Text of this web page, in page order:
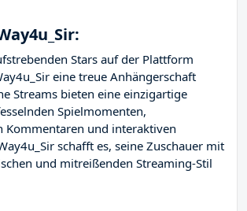
Stars auf der Plattform
eine treue Anhängerschaft
Streams bieten eine einzigartige
Spielmomenten,
Kommentaren und interaktiven
schafft es, seine Zuschauer mit
und mitreißenden Streaming-Stil